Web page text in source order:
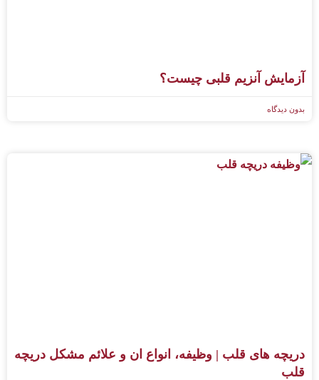
آزمایش آنزیم قلبی چیست؟
بدون دیدگاه
دریچه های قلب | وظیفه، انواع ان و علائم مشکل دریچه
قلب